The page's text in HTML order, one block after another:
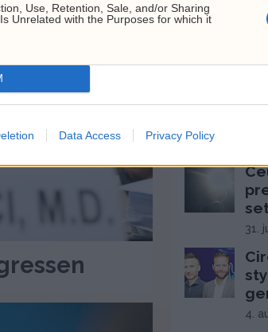
Use, Retention, Sale, and/or Sharing
Unrelated with the Purposes for which it
Data Access Privacy Policy
Siste
31.
4.